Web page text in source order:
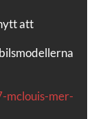
att
mclouis-mer-